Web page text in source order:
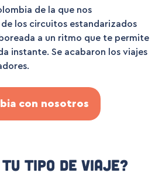
de la que nos
los circuitos estandarizados
a un ritmo que te permite
instante. Se acabaron los viajes
con nosotros
tu tipo de viaje?